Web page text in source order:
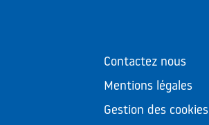
Contactez nous
Mentions légales
Gestion des cookies